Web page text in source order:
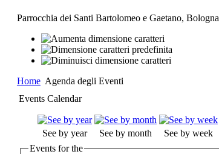
Parrocchia dei Santi Bartolomeo e Gaetano, Bologna
Home Agenda degli Eventi
Events Calendar
See by year See by month See by week
Events for the